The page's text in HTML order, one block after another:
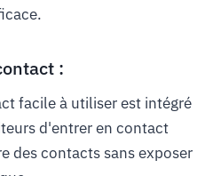
:
facile à utiliser est intégré
d'entrer en contact
des contacts sans exposer